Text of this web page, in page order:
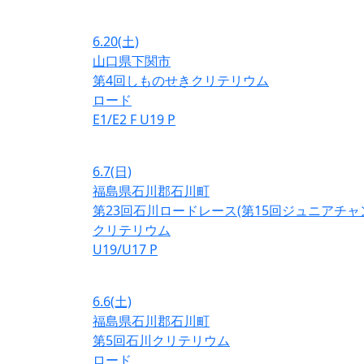
6.20(土)
山口県下関市
第4回しものせきクリテリウム
ロード
E1/E2 F U19 P
6.7(日)
福島県石川郡石川町
第23回石川ロードレース(第15回ジュニアチャ
クリテリウム
U19/U17 P
6.6(土)
福島県石川郡石川町
第5回石川クリテリウム
ロード